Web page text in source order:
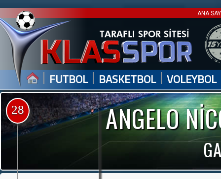
ANA
| FUTBOL | BASKETBOL | VOLEYBOL
ANGELO
28